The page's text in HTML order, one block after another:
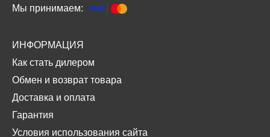
Мы принимаем:
ИНФОРМАЦИЯ
Как стать дилером
Обмен и возврат товара
Доставка и оплата
Гарантия
Условия использования сайта